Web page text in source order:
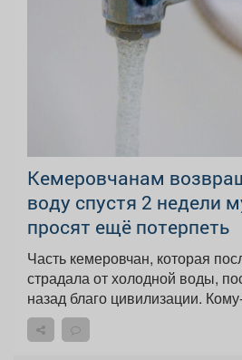
Кемеровчанам
воду спустя 2 недели
просят ещё потерпеть
Часть кемеровчан, которая
страдала от холодной воды,
назад благо цивилизации.